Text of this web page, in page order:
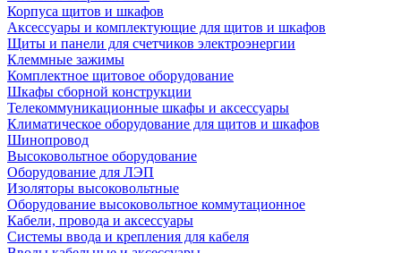
Корпуса щитов и шкафов
Аксессуары и комплектующие для щитов и шкафов
Щиты и панели для счетчиков электроэнергии
Клеммные зажимы
Комплектное щитовое оборудование
Шкафы сборной конструкции
Телекоммуникационные шкафы и аксессуары
Климатическое оборудование для щитов и шкафов
Шинопровод
Высоковольтное оборудование
Оборудование для ЛЭП
Изоляторы высоковольтные
Оборудование высоковольтное коммутационное
Кабели, провода и аксессуары
Системы ввода и крепления для кабеля